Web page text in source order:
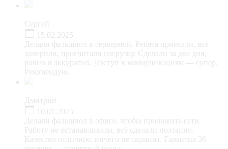
Сергей
15.02.2025
Делали фальшпол в серверной. Ребята приехали, всё
замерили, просчитали нагрузку. Сделали за два дня,
ровно и аккуратно. Доступ к коммуникациям — супер.
Рекомендую.
Дмитрий
10.01.2025
Делали фальшпол в офисе, чтобы проложить сети.
Работу не останавливали, всё сделали поэтапно.
Качество отличное, ничего не скрипит. Гарантия 36